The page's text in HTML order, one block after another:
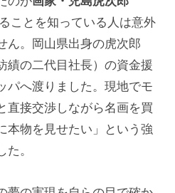
ことを知っている人は意外
ん。岡山県出身の虎次郎
績の二代目社長）の資金援
パへ渡りました。現地でモ
直接交渉しながら名画を買
本物を見せたい」という強
。